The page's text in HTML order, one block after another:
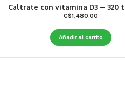
Caltrate con vitamina D3 – 320
C$1,480.00
Añadir al carrito